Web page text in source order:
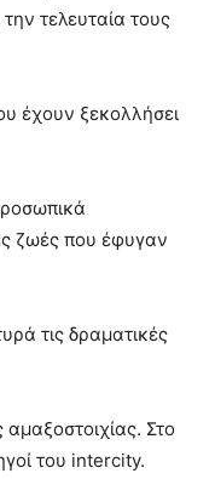
τελευταία τους
έχουν ξεκολλήσει
ζωές που έφυγαν
τις δραματικές
Στο
του intercity.